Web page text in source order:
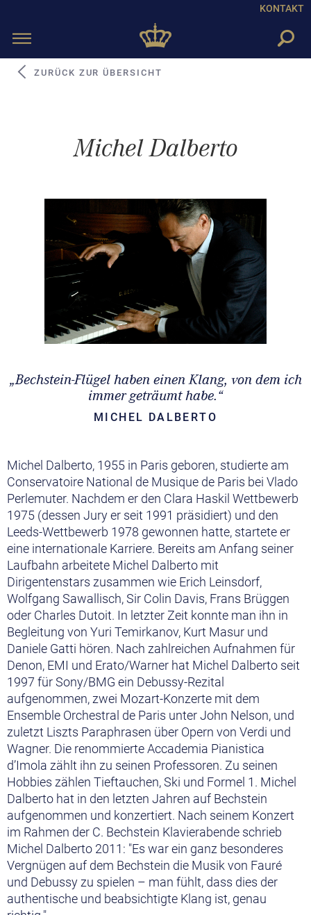
KONTAKT
Toggle
Michel Dalberto
ZURÜCK ZUR ÜBERSICHT
„Bechstein-Flügel haben einen Klang, von dem ich
immer geträumt habe.“
MICHEL DALBERTO
Michel Dalberto, 1955 in Paris geboren, studierte am
Conservatoire National de Musique de Paris bei Vlado
Perlemuter. Nachdem er den Clara Haskil Wettbewerb
1975 (dessen Jury er seit 1991 präsidiert) und den
Leeds-Wettbewerb 1978 gewonnen hatte, startete er
eine internationale Karriere. Bereits am Anfang seiner
Laufbahn arbeitete Michel Dalberto mit
Dirigentenstars zusammen wie Erich Leinsdorf,
Wolfgang Sawallisch, Sir Colin Davis, Frans Brüggen
oder Charles Dutoit. In letzter Zeit konnte man ihn in
Begleitung von Yuri Temirkanov, Kurt Masur und
Daniele Gatti hören. Nach zahlreichen Aufnahmen für
Denon, EMI und Erato/Warner hat Michel Dalberto seit
1997 für Sony/BMG ein Debussy-Rezital
aufgenommen, zwei Mozart-Konzerte mit dem
Ensemble Orchestral de Paris unter John Nelson, und
zuletzt Liszts Paraphrasen über Opern von Verdi und
Wagner. Die renommierte Accademia Pianistica
d’Imola zählt ihn zu seinen Professoren. Zu seinen
Hobbies zählen Tieftauchen, Ski und Formel 1. Michel
Dalberto hat in den letzten Jahren auf Bechstein
aufgenommen und konzertiert. Nach seinem Konzert
im Rahmen der C. Bechstein Klavierabende schrieb
Michel Dalberto 2011: "Es war ein ganz besonderes
Vergnügen auf dem Bechstein die Musik von Fauré
und Debussy zu spielen – man fühlt, dass dies der
authentische und beabsichtigte Klang ist, genau